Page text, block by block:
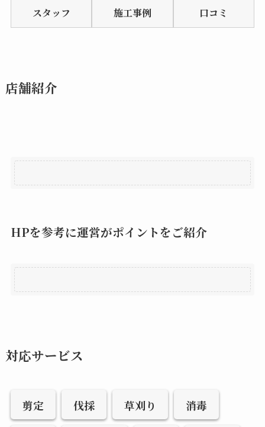
5
スタッフ 施工事例 口コミ
店舗紹介
HPを参考に運営がポイントをご紹介
対応サービス
剪定 伐採 草刈り 消毒